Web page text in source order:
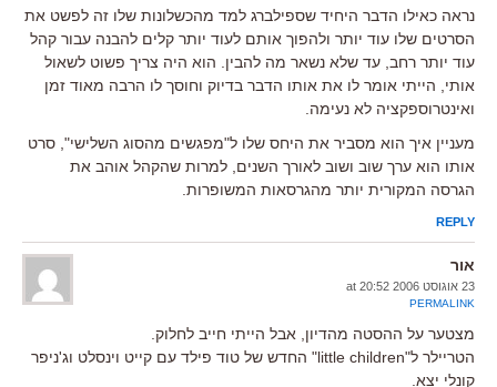
נראה כאילו הדבר היחיד שספילברג למד מהכשלונות שלו זה לפשט את
הסרטים שלו עוד יותר ולהפוך אותם לעוד יותר קלים להבנה עבור קהל
עוד יותר רחב, עד שלא נשאר מה להבין. הוא היה צריך פשוט לשאול
אותי, הייתי אומר לו את אותו הדבר בדיוק וחוסך לו הרבה מאוד זמן
ואינטרוספקציה לא נעימה.
מעניין איך הוא מסביר את היחס שלו ל"מפגשים מהסוג השלישי", סרט
אותו הוא ערך שוב ושוב לאורך השנים, למרות שהקהל אוהב את
הגרסה המקורית יותר מהגרסאות המשופרות.
REPLY
אור
23 אוגוסט 2006 at 20:52
PERMALINK
מצטער על ההסטה מהדיון, אבל הייתי חייב לחלוק.
הטריילר ל"little children" החדש של טוד פילד עם קייט וינסלט וג'ניפר
קונלי יצא.